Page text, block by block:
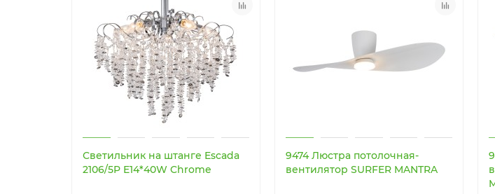
Светильник на штанге Escada
2106/5P E14*40W Chrome
9474 Люстра потолочная-
вентилятор SURFER MANTRA